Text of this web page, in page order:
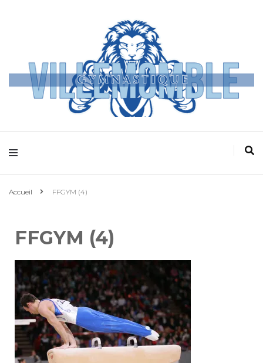
Villemomble
Gymnastique
Accueil FFGYM (4)
FFGYM (4)